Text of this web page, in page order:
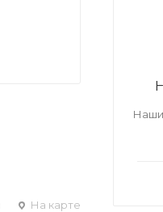
На карте
Наши